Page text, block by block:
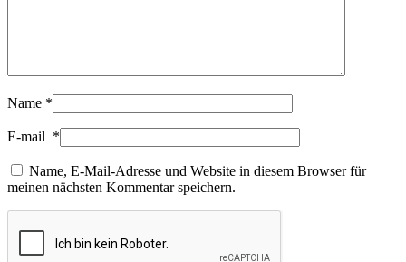
Name *
E-mail *
Name, E-Mail-Adresse und Website in diesem Browser für
meinen nächsten Kommentar speichern.